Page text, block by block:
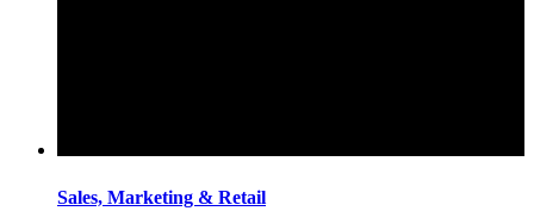
Sales, Marketing & Retail